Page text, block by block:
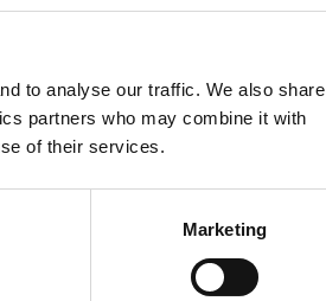
to analyse our traffic. We also share
partners who may combine it with
of their services.
Marketing